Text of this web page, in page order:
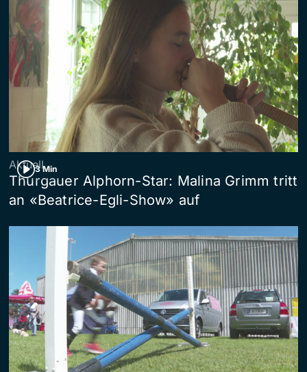
3 Min
Aktuell
Thurgauer Alphorn-Star: Malina Grimm tritt
an «Beatrice-Egli-Show» auf